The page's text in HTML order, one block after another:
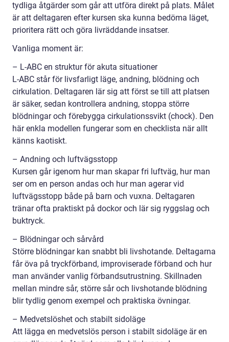
tydliga åtgärder som går att utföra direkt på plats. Målet
är att deltagaren efter kursen ska kunna bedöma läget,
prioritera rätt och göra livräddande insatser.
Vanliga moment är:
– L-ABC en struktur för akuta situationer
L-ABC står för livsfarligt läge, andning, blödning och
cirkulation. Deltagaren lär sig att först se till att platsen
är säker, sedan kontrollera andning, stoppa större
blödningar och förebygga cirkulationssvikt (chock). Den
här enkla modellen fungerar som en checklista när allt
känns kaotiskt.
– Andning och luftvägsstopp
Kursen går igenom hur man skapar fri luftväg, hur man
ser om en person andas och hur man agerar vid
luftvägsstopp både på barn och vuxna. Deltagaren
tränar ofta praktiskt på dockor och lär sig ryggslag och
buktryck.
– Blödningar och sårvård
Större blödningar kan snabbt bli livshotande. Deltagarna
får öva på tryckförband, improviserade förband och hur
man använder vanlig förbandsutrustning. Skillnaden
mellan mindre sår, större sår och livshotande blödning
blir tydlig genom exempel och praktiska övningar.
– Medvetslöshet och stabilt sidoläge
Att lägga en medvetslös person i stabilt sidoläge är en